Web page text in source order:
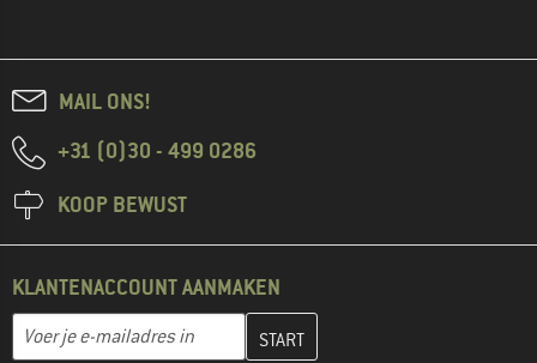
MAIL ONS!
+31 (0)30 - 499 0286
KOOP BEWUST
KLANTENACCOUNT AANMAKEN
E-mailadres
Vul je e-mailadres hier in en maak in de volgende stap je